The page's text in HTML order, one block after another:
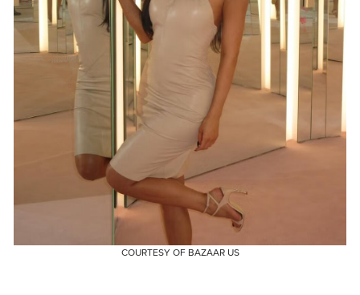
COURTESY OF BAZAAR US